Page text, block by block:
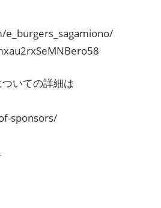
いての詳細は
sponsors/